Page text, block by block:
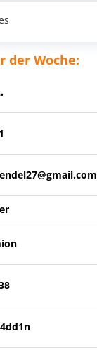
der Woche: